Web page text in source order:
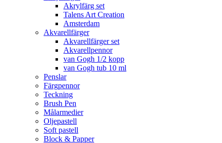
Akrylfärg set
Talens Art Creation
Amsterdam
Akvarellfärger
Akvarellfärger set
Akvarellpennor
van Gogh 1/2 kopp
van Gogh tub 10 ml
Penslar
Färgpennor
Teckning
Brush Pen
Målarmedier
Oljepastell
Soft pastell
Block & Papper